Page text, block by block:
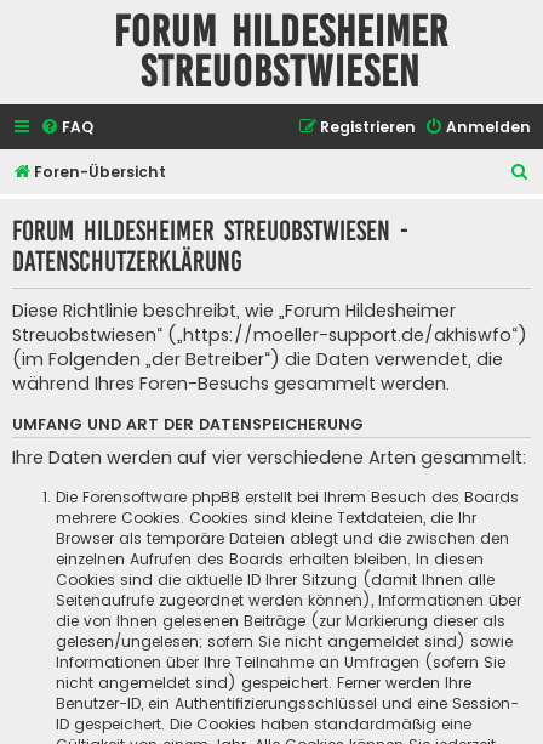
Forum Hildesheimer
Streuobstwiesen
FAQ Anmelden
Registrieren
Foren-Übersicht
Forum Hildesheimer Streuobstwiesen -
Datenschutzerklärung
Diese Richtlinie beschreibt, wie „Forum Hildesheimer
Streuobstwiesen“ („https://moeller-support.de/akhiswfo“)
(im Folgenden „der Betreiber“) die Daten verwendet, die
während Ihres Foren-Besuchs gesammelt werden.
UMFANG UND ART DER DATENSPEICHERUNG
Ihre Daten werden auf vier verschiedene Arten gesammelt:
Die Forensoftware phpBB erstellt bei Ihrem Besuch des Boards
mehrere Cookies. Cookies sind kleine Textdateien, die Ihr
Browser als temporäre Dateien ablegt und die zwischen den
einzelnen Aufrufen des Boards erhalten bleiben. In diesen
Cookies sind die aktuelle ID Ihrer Sitzung (damit Ihnen alle
Seitenaufrufe zugeordnet werden können), Informationen über
die von Ihnen gelesenen Beiträge (zur Markierung dieser als
gelesen/ungelesen; sofern Sie nicht angemeldet sind) sowie
Informationen über Ihre Teilnahme an Umfragen (sofern Sie
nicht angemeldet sind) gespeichert. Ferner werden Ihre
Benutzer-ID, ein Authentifizierungsschlüssel und eine Session-
ID gespeichert. Die Cookies haben standardmäßig eine